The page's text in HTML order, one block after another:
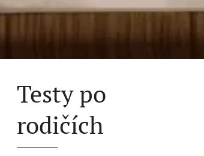
Testy po
rodičích